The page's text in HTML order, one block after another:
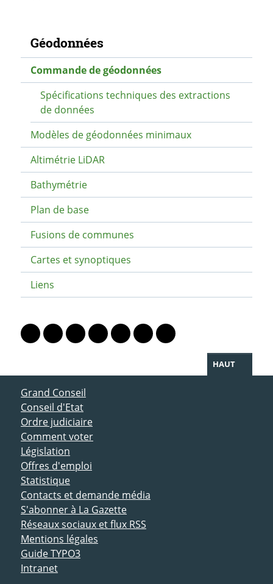
Navigation secondaire
Géodonnées
Commande de géodonnées
Spécifications techniques des extractions
de données
Modèles de géodonnées minimaux
Altimétrie LiDAR
Bathymétrie
Plan de base
Fusions de communes
Cartes et synoptiques
Liens
Lien vers le profil Mastodon
Lien vers le profil Bluesky
Lien vers le profil Instagram
Lien vers le profil Linkedin
Lien vers le profil Facebook
Lien vers le profil Twitter
Partager par WhatsApp
HAUT
ACCÈS DIRECT
Grand Conseil
Conseil d'Etat
Ordre judiciaire
Comment voter
Législation
Offres d'emploi
Statistique
Contacts et demande média
S'abonner à La Gazette
Réseaux sociaux et flux RSS
Mentions légales
Guide TYPO3
Intranet